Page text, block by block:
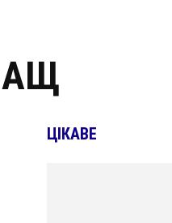
ЦІКАВЕ